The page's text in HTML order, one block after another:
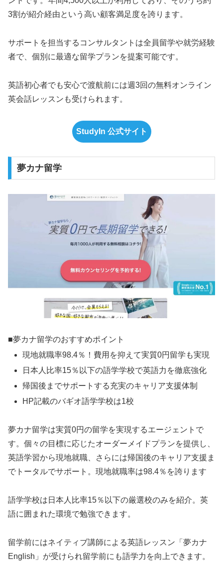
3割が紹介経由という高い顧客満足度を誇ります。
サポートを担当するコンサルタントは全員留学や就労経験
者で、個別に最適な留学プランを提案可能です。
英語初心者でも安心で渡航前には週3回の無料オンライン
英会話レッスンも受けられます。
StudyIn 公式サイト
夢カナ留学
■夢カナ留学のおすすめポイント
現地就職率98.4％！費用を抑えて実質0円留学も実現
日本人比率15％以下の語学学校で英語力を徹底強化
帰国後までサポートする充実のキャリア支援体制
HP記載のバギオ語学学校は1校
夢カナ留学は実質0円の留学を実現するエージェントで
す。個々の目標に応じたオーダーメイドプランを提供し、
英語学習から現地就職、さらには帰国後のキャリア支援ま
でトータルでサポート。現地就職率は98.4％を誇ります
語学学校は日本人比率15％以下の厳選校のみを紹介。英
語に囲まれた環境で勉強できます。
留学前にはネイティブ講師による英語レッスン「夢カナ
English」が受けられ留学前にも語学力を向上できます。